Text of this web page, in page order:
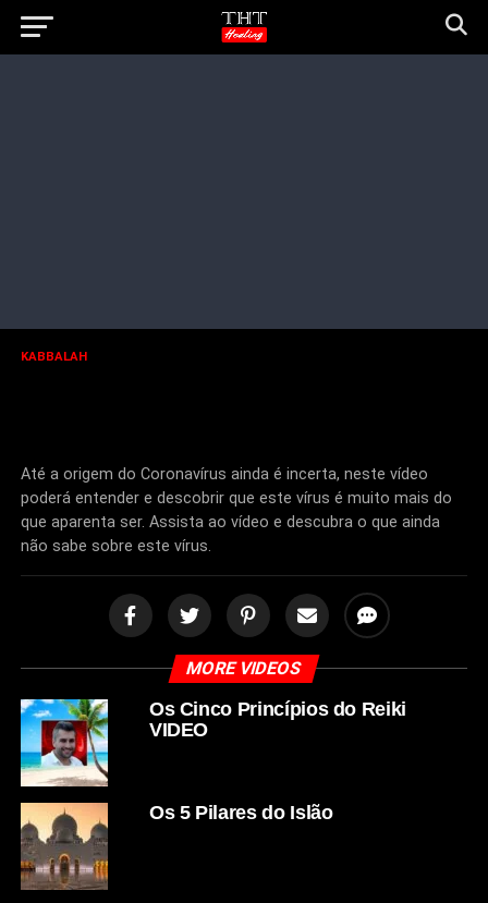
KABBALAH
Até a origem do Coronavírus ainda é incerta, neste vídeo
poderá entender e descobrir que este vírus é muito mais do
que aparenta ser. Assista ao vídeo e descubra o que ainda
não sabe sobre este vírus.
MORE VIDEOS
Os Cinco Princípios do Reiki
VIDEO
Os 5 Pilares do Islão